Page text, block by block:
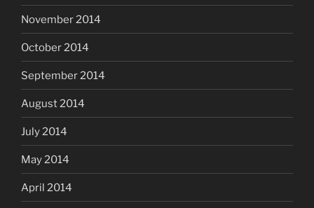
November 2014
October 2014
September 2014
August 2014
July 2014
May 2014
April 2014